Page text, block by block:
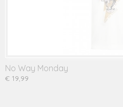
No Way Monday
€ 19,99